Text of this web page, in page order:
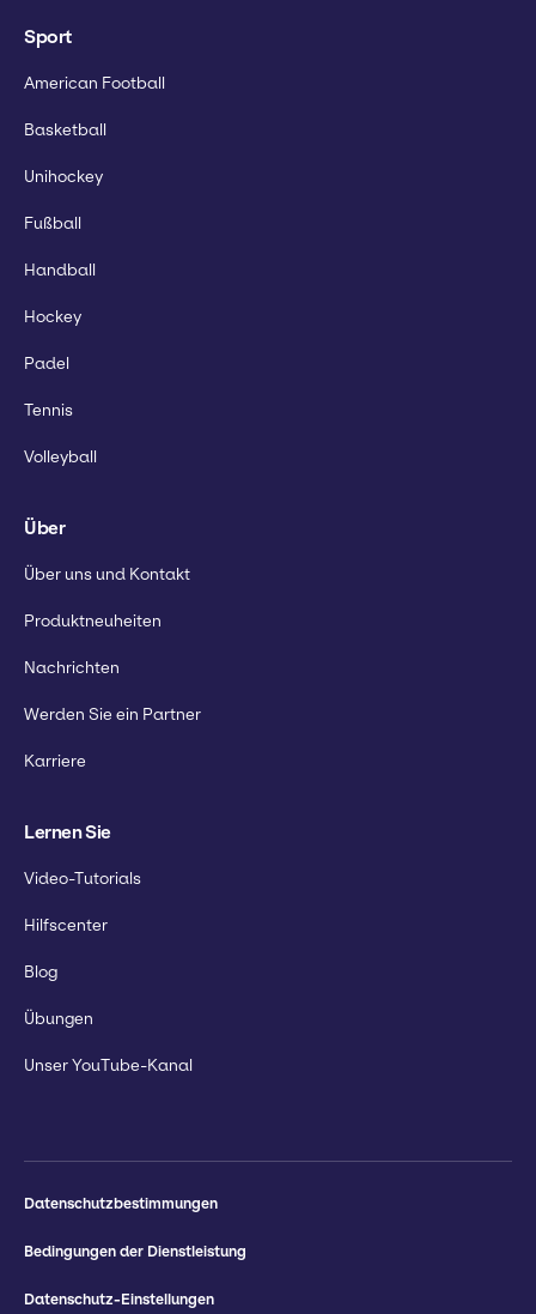
Sport
American Football
Basketball
Unihockey
Fußball
Handball
Hockey
Padel
Tennis
Volleyball
Über
Über uns und Kontakt
Produktneuheiten
Nachrichten
Werden Sie ein Partner
Karriere
Lernen Sie
Video-Tutorials
Hilfscenter
Blog
Übungen
Unser YouTube-Kanal
Datenschutzbestimmungen
Bedingungen der Dienstleistung
Datenschutz-Einstellungen